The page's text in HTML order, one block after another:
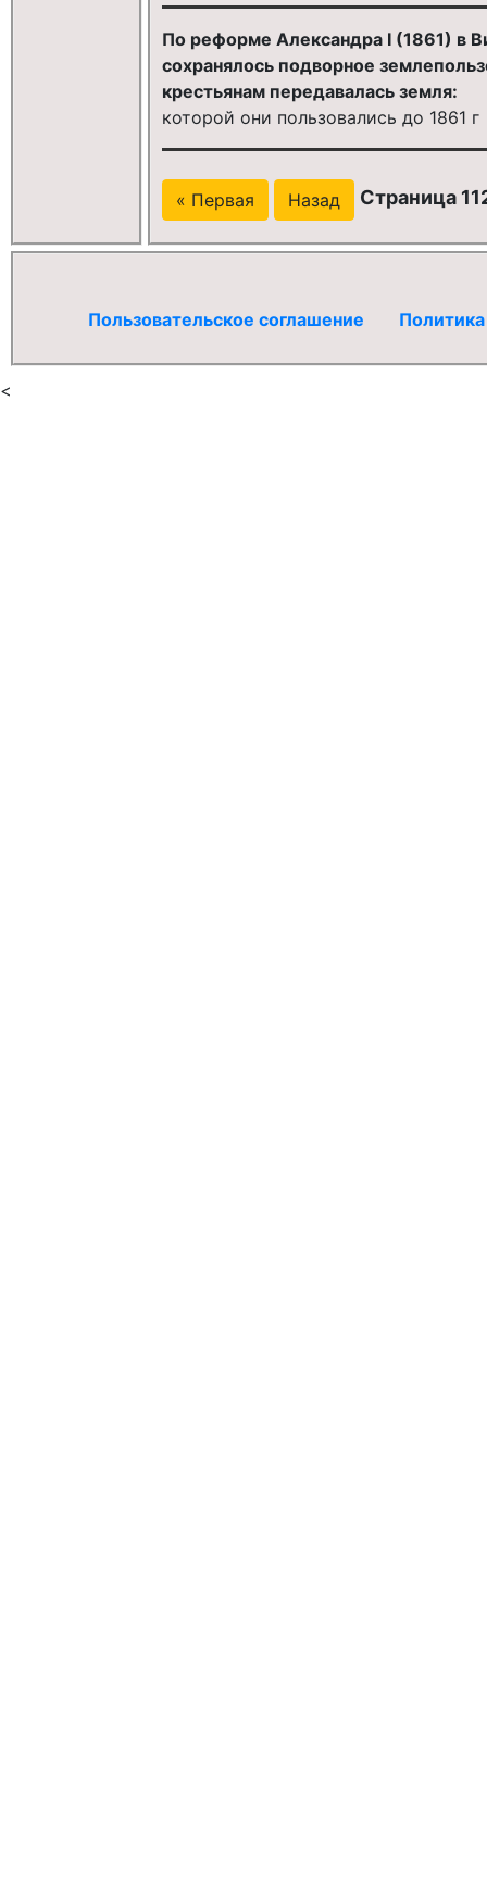
По реформе Александра I (1861) в
сохранялось подворное
крестьянам передавалась земля:
которой они пользовались до 1861 г
« Первая Назад Страница
Пользовательское соглашение
<